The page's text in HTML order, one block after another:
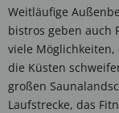
Weitläufige
bistros geben auch
viele
die Küsten
großen
Laufstrecke, das